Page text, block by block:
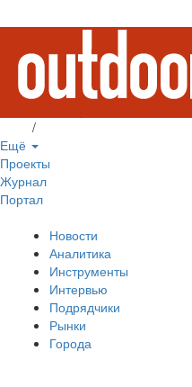
/
Ещё
Проекты
Журнал
Портал
Новости
Аналитика
Инструменты
Интервью
Подрядчики
Рынки
Города